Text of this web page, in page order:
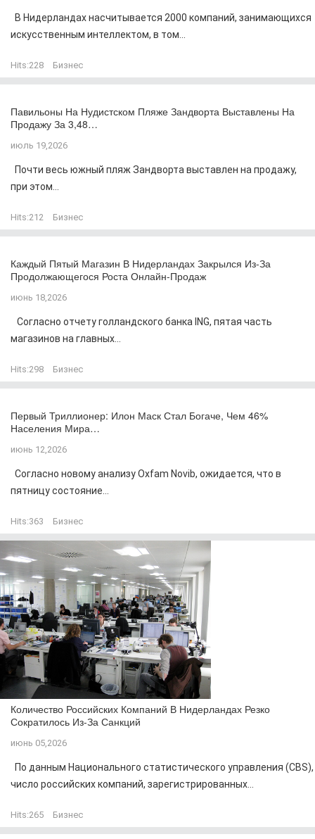
В Нидерландах насчитывается 2000 компаний, занимающихся
искусственным интеллектом, в том...
Hits:228 Бизнес
Павильоны На Нудистском Пляже Зандворта Выставлены На
Продажу За 3,48…
июль 19,2026
Почти весь южный пляж Зандворта выставлен на продажу,
при этом...
Hits:212 Бизнес
Каждый Пятый Магазин В Нидерландах Закрылся Из-За
Продолжающегося Роста Онлайн-Продаж
июнь 18,2026
Согласно отчету голландского банка ING, пятая часть
магазинов на главных...
Hits:298 Бизнес
Первый Триллионер: Илон Маск Стал Богаче, Чем 46%
Населения Мира…
июнь 12,2026
Согласно новому анализу Oxfam Novib, ожидается, что в
пятницу состояние...
Hits:363 Бизнес
Количество Российских Компаний В Нидерландах Резко
Сократилось Из-За Санкций
июнь 05,2026
По данным Национального статистического управления (CBS),
число российских компаний, зарегистрированных...
Hits:265 Бизнес